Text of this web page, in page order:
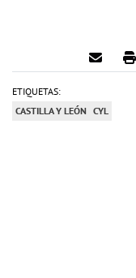
ETIQUETAS:
CASTILLA Y LEÓN CYL